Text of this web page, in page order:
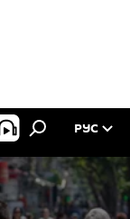
РУС